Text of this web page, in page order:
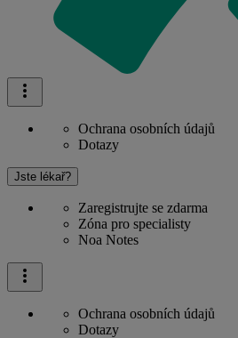
Ochrana osobních údajů
Dotazy
Jste lékař?
Zaregistrujte se zdarma
Zóna pro specialisty
Noa Notes
Ochrana osobních údajů
Dotazy